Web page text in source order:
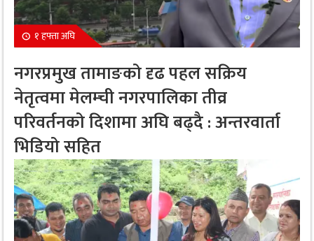
१ हफ्ता अघि
नगरप्रमुख तामाङको दृढ पहल सक्रिय
नेतृत्वमा मेलम्ची नगरपालिका तीव्र
परिवर्तनको दिशामा अघि बढ्दै : अन्तरवार्ता
भिडियो सहित